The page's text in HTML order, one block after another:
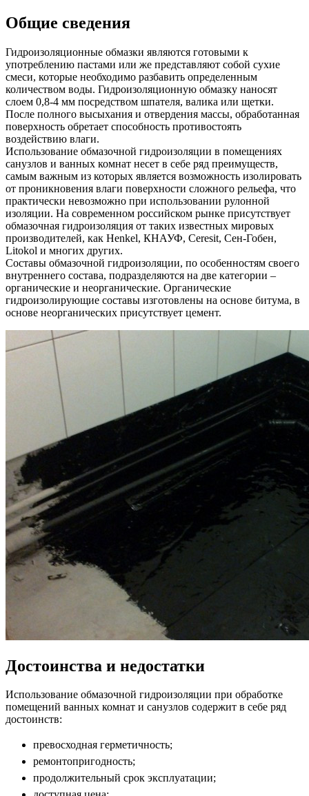
Общие сведения
Гидроизоляционные обмазки являются готовыми к
употреблению пастами или же представляют собой сухие
смеси, которые необходимо разбавить определенным
количеством воды. Гидроизоляционную обмазку наносят
слоем 0,8-4 мм посредством шпателя, валика или щетки.
После полного высыхания и отвердения массы, обработанная
поверхность обретает способность противостоять
воздействию влаги.
Использование обмазочной гидроизоляции в помещениях
санузлов и ванных комнат несет в себе ряд преимуществ,
самым важным из которых является возможность изолировать
от проникновения влаги поверхности сложного рельефа, что
практически невозможно при использовании рулонной
изоляции. На современном российском рынке присутствует
обмазочная гидроизоляция от таких известных мировых
производителей, как Henkel, КНАУФ, Ceresit, Сен-Гобен,
Litokol и многих других.
Составы обмазочной гидроизоляции, по особенностям своего
внутреннего состава, подразделяются на две категории –
органические и неорганические. Органические
гидроизолирующие составы изготовлены на основе битума, в
основе неорганических присутствует цемент.
Достоинства и недостатки
Использование обмазочной гидроизоляции при обработке
помещений ванных комнат и санузлов содержит в себе ряд
достоинств:
превосходная герметичность;
ремонтопригодность;
продолжительный срок эксплуатации;